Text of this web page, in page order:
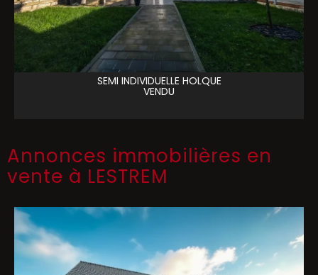
SEMI INDIVIDUELLE HOLQUE
VENDU
Annonces immobilières en
vente à LESTREM